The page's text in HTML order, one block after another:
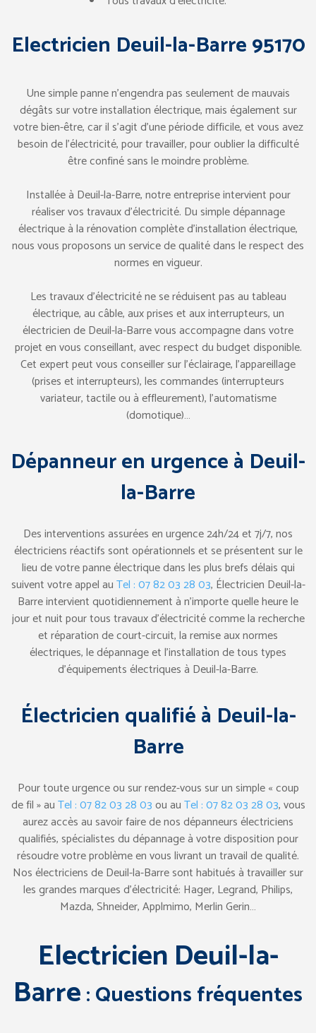
Electricien Deuil-la-Barre 95170
Une simple panne n’engendra pas seulement de mauvais
dégâts sur votre installation électrique, mais également sur
votre bien-être, car il s’agit d’une période difficile, et vous avez
besoin de l’électricité, pour travailler, pour oublier la difficulté
être confiné sans le moindre problème.
Installée à Deuil-la-Barre, notre entreprise intervient pour
réaliser vos travaux d’électricité. Du simple dépannage
électrique à la rénovation complète d’installation électrique,
nous vous proposons un service de qualité dans le respect des
normes en vigueur.
Les travaux d’électricité ne se réduisent pas au tableau
électrique, au câble, aux prises et aux interrupteurs, un
électricien de Deuil-la-Barre vous accompagne dans votre
projet en vous conseillant, avec respect du budget disponible.
Cet expert peut vous conseiller sur l’éclairage, l’appareillage
(prises et interrupteurs), les commandes (interrupteurs
variateur, tactile ou à effleurement), l’automatisme
(domotique)…
Dépanneur en urgence à Deuil-
la-Barre
Des interventions assurées en urgence 24h/24 et 7j/7, nos
électriciens réactifs sont opérationnels et se présentent sur le
lieu de votre panne électrique dans les plus brefs délais qui
suivent votre appel auTel : 07 82 03 28 03, Électricien Deuil-la-
Barre intervient quotidiennement à n’importe quelle heure le
jour et nuit pour tous travaux d’électricité comme la recherche
et réparation de court-circuit, la remise aux normes
électriques, le dépannage et l’installation de tous types
d’équipements électriques à Deuil-la-Barre.
Électricien qualifié à Deuil-la-
Barre
Pour toute urgence ou sur rendez-vous sur un simple « coup
de fil » auTel : 07 82 03 28 03ou auTel : 07 82 03 28 03, vous
aurez accès au savoir faire de nos dépanneurs électriciens
qualifiés, spécialistes du dépannage à votre disposition pour
résoudre votre problème en vous livrant un travail de qualité.
Nos électriciens de Deuil-la-Barre sont habitués à travailler sur
les grandes marques d’électricité: Hager, Legrand, Philips,
Mazda, Shneider, Applmimo, Merlin Gerin…
Electricien Deuil-la-
Barre: Questions fréquentes